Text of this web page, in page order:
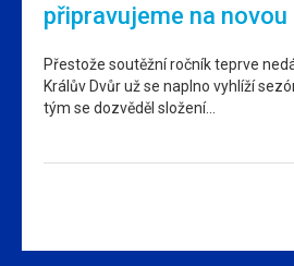
připravujeme na novou
Přestože soutěžní ročník teprve
Králův Dvůr už se naplno vyhlíží
tým se dozvěděl složení…